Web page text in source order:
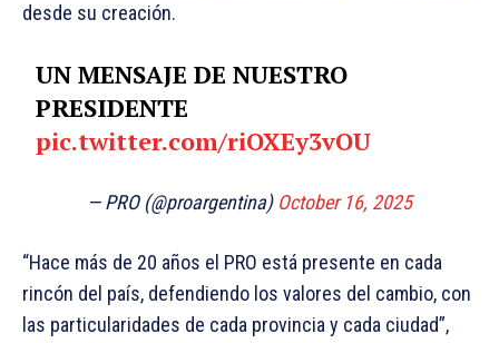
desde su creación.
UN MENSAJE DE NUESTRO
PRESIDENTE
pic.twitter.com/riOXEy3vOU
— PRO (@proargentina) October 16, 2025
“Hace más de 20 años el PRO está presente en cada
rincón del país, defendiendo los valores del cambio, con
las particularidades de cada provincia y cada ciudad”,